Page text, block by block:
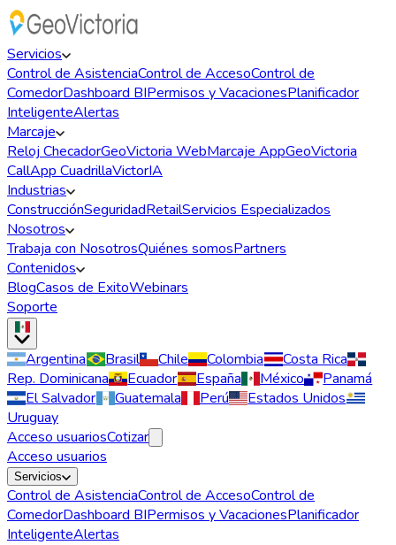
Servicios
Control de AsistenciaControl de AccesoControl de
ComedorDashboard BIPermisos y VacacionesPlanificador
InteligenteAlertas
Marcaje
Reloj ChecadorGeoVictoria WebMarcaje AppGeoVictoria
CallApp CuadrillaVictorIA
Industrias
ConstrucciónSeguridadRetailServicios Especializados
Nosotros
Trabaja con NosotrosQuiénes somosPartners
Contenidos
BlogCasos de ExitoWebinars
Soporte
Argentina Brasil Chile Colombia
Costa Rica
Rep. Dominicana
Ecuador España México
Panamá
El Salvador
Guatemala Perú
Estados Unidos
Uruguay
Acceso usuariosCotizar
Acceso usuarios
Servicios
Control de AsistenciaControl de AccesoControl de
ComedorDashboard BIPermisos y VacacionesPlanificador
InteligenteAlertas